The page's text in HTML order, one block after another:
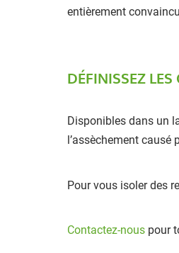
entièrement
DÉFINISSEZ
Disponibles dans un
l’assèchement causé
Pour vous isoler des
Contactez-nous pour